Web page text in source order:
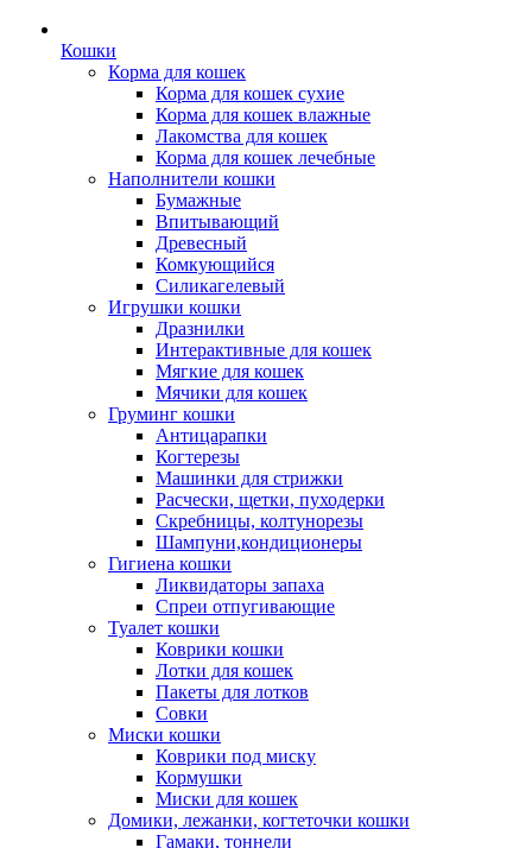
Кошки
Корма для кошек
Корма для кошек сухие
Корма для кошек влажные
Лакомства для кошек
Корма для кошек лечебные
Наполнители кошки
Бумажные
Впитывающий
Древесный
Комкующийся
Силикагелевый
Игрушки кошки
Дразнилки
Интерактивные для кошек
Мягкие для кошек
Мячики для кошек
Груминг кошки
Антицарапки
Когтерезы
Машинки для стрижки
Расчески, щетки, пуходерки
Скребницы, колтунорезы
Шампуни,кондиционеры
Гигиена кошки
Ликвидаторы запаха
Спреи отпугивающие
Туалет кошки
Коврики кошки
Лотки для кошек
Пакеты для лотков
Совки
Миски кошки
Коврики под миску
Кормушки
Миски для кошек
Домики, лежанки, когтеточки кошки
Гамаки, тоннели